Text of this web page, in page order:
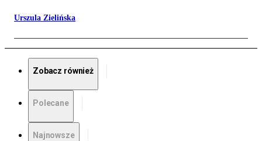
Urszula Zielińska
Zobacz również
Polecane
Najnowsze